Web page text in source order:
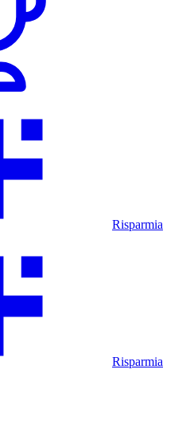
Risparmia
Risparmia